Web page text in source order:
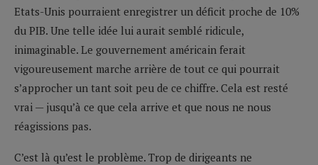
Etats-Unis pourraient enregistrer un déficit proche de 10%
du PIB. Une telle idée lui aurait semblé ridicule,
inimaginable. Le gouvernement américain ferait
vigoureusement marche arrière de tout ce qui pourrait
s’approcher un tant soit peu de ce chiffre. Cela est resté
vrai — jusqu’à ce que cela arrive et que nous ne nous
réagissions pas.
C’est là qu’est le problème. Trop de dirigeants ne